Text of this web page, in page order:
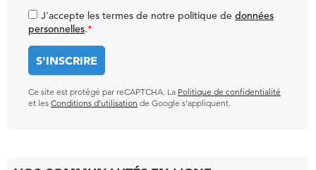
J'accepte les termes de notre politique de données
personnelles.*
Ce site est protégé par reCAPTCHA. La Politique de confidentialité
et les Conditions d’utilisation de Google s’appliquent.